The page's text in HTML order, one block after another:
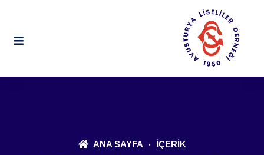
ANA SAYFA İÇERIK